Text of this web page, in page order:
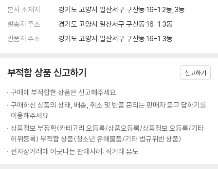
본사 소재지
경기도 고양시 일산서구 구산동 16-1 2동,3동
발송지 주소
경기도 고양시 일산서구 구산동 16-1 3동
반품지 주소
경기도 고양시 일산서구 구산동 16-1 3동
부적합 상품 신고하기 신고하기
구매에 부적합한 상품은 신고해주세요.
구매하신 상품의 상태, 배송, 취소 및 반품 문의는 판매자 묻고 답하기를
이용해주세요.
상품정보 부정확(카테고리 오등록/상품오등록/상품정보 오등록/기타
허위등록) 부적합 상품(청소년 유해물품/기타 법규위반 상품)
전자상거래에 어긋나는 판매사례: 직거래 유도